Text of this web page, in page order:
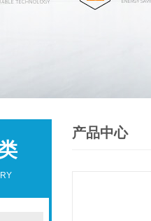
产品中心